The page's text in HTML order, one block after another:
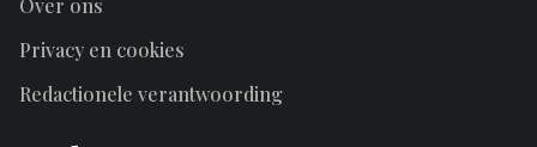
Over ons
Privacy en cookies
Redactionele verantwoording